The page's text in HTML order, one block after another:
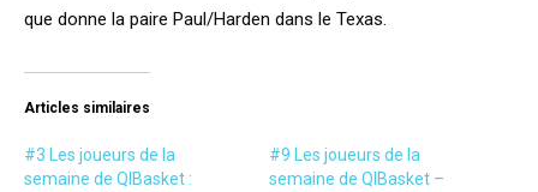
que donne la paire Paul/Harden dans le Texas.
Articles similaires
#3 Les joueurs de la
semaine de QIBasket :
#9 Les joueurs de la
semaine de QIBasket –